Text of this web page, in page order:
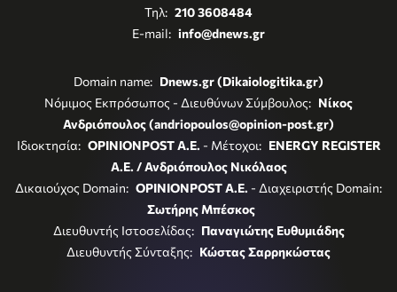
Τηλ: 210 3608484
E-mail: info@dnews.gr
Domain name: Dnews.gr (Dikaiologitika.gr)
Νόμιμος Εκπρόσωπος - Διευθύνων Σύμβουλος: Νίκος
Ανδριόπουλος (andriopoulos@opinion-post.gr)
Ιδιοκτησία: OPINIONPOST A.E. - Μέτοχοι: ENERGY REGISTER
Α.Ε. / Ανδριόπουλος Νικόλαος
Δικαιούχος Domain: OPINIONPOST A.E. - Διαχειριστής Domain:
Σωτήρης Μπέσκος
Διευθυντής Ιστοσελίδας: Παναγιώτης Ευθυμιάδης
Διευθυντής Σύνταξης: Κώστας Σαρρηκώστας